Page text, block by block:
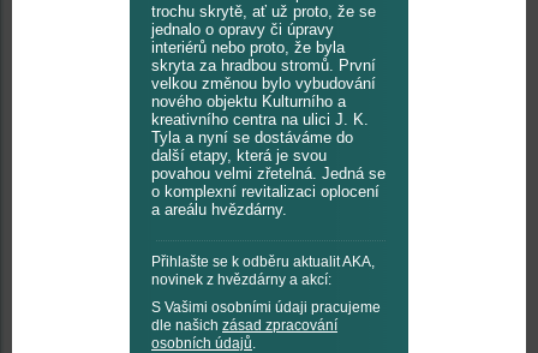
trochu skrytě, ať už proto, že se
jednalo o opravy či úpravy
interiérů nebo proto, že byla
skryta za hradbou stromů. První
velkou změnou bylo vybudování
nového objektu Kulturního a
kreativního centra na ulici J. K.
Tyla a nyní se dostáváme do
další etapy, která je svou
povahou velmi zřetelná. Jedná se
o komplexní revitalizaci oplocení
a areálu hvězdárny.
Přihlašte se k odběru aktualit AKA,
novinek z hvězdárny a akcí:
S Vašimi osobními údaji pracujeme
dle našich zásad zpracování
osobních údajů.